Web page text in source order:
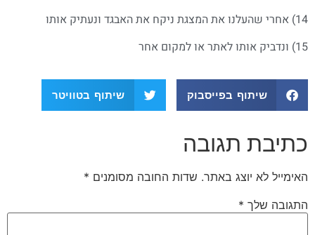
14) אחרי שהעלנו את המצגת ניקח את האבגד ונעתיק אותו
15) ונדביק אותו לאתר או למקום אחר
שיתוף בפייסבוק שיתוף בטוויטר
כתיבת תגובה
האימייל לא יוצג באתר. שדות החובה מסומנים *
התגובה שלך *